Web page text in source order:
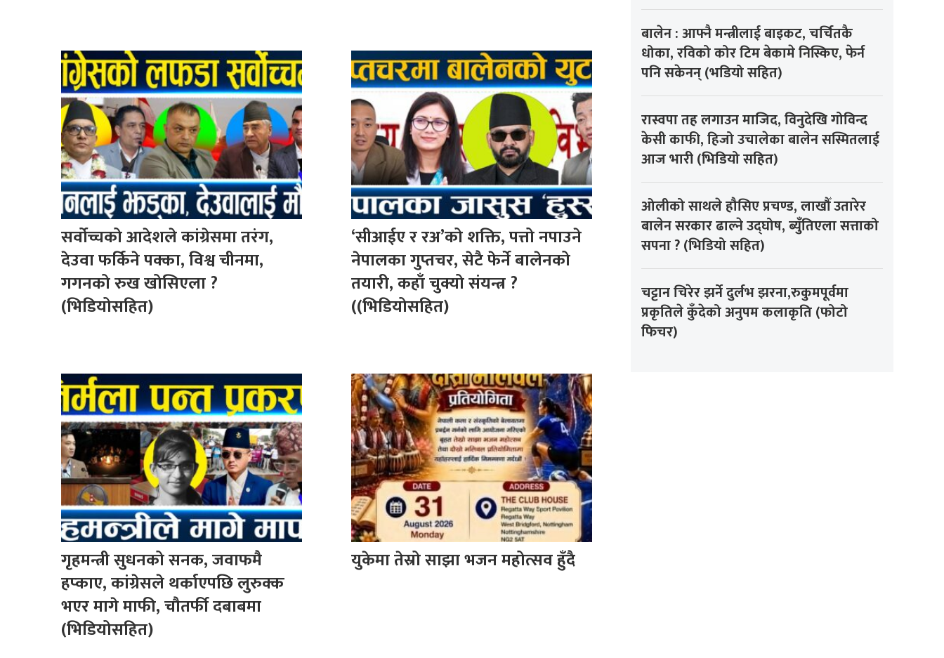
सर्वोच्चको आदेशले कांग्रेसमा तरंग,
देउवा फर्किने पक्का, विश्व चीनमा,
गगनको रुख खोसिएला ?
(भिडियोसहित)
‘सीआईए र रअ’को शक्ति, पत्तो नपाउने
नेपालका गुप्तचर, सेटै फेर्ने बालेनको
तयारी, कहाँ चुक्यो संयन्त्र ?
((भिडियोसहित)
गृहमन्त्री सुधनको सनक, जवाफमै
हप्काए, कांग्रेसले थर्काएपछि लुरुक्क
भएर मागे माफी, चौतर्फी दबाबमा
(भिडियोसहित)
युकेमा तेस्रो साझा भजन महोत्सव हुँदै
बालेन : आफ्नै मन्त्रीलाई बाइकट, चर्चितकै
धोका, रविको कोर टिम बेकामे निस्किए, फेर्न
पनि सकेनन् (भडियो सहित)
रास्वपा तह लगाउन माजिद, विनुदेखि गोविन्द
केसी काफी, हिजो उचालेका बालेन सस्मितलाई
आज भारी (भिडियो सहित)
ओलीको साथले हौसिए प्रचण्ड, लाखौँ उतारेर
बालेन सरकार ढाल्ने उद्घोष, ब्युँतिएला सत्ताको
सपना ? (भिडियो सहित)
चट्टान चिरेर झर्ने दुर्लभ झरना,रुकुमपूर्वमा
प्रकृतिले कुँदेको अनुपम कलाकृति (फोटो
फिचर)